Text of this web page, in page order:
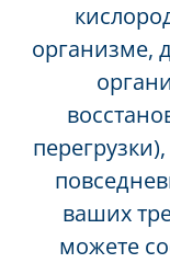
организме,
ваших
можете